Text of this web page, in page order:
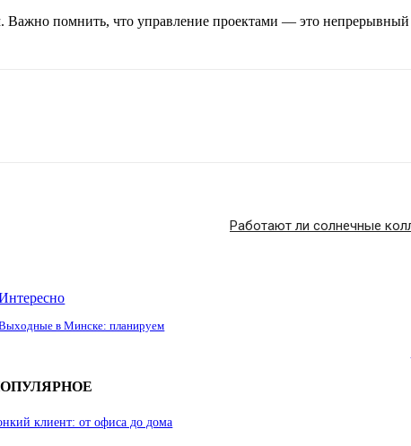
помнить, что управление проектами — это непрерывный
Работают ли солнечные
в Минске: планируем
клиент: от офиса до дома